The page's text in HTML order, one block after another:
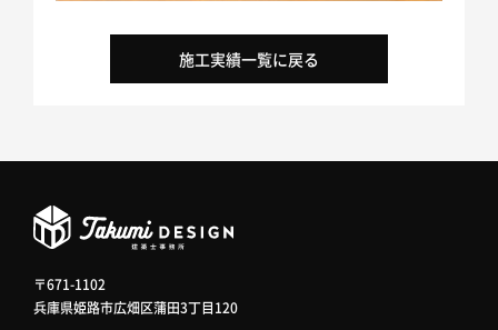
施工実績一覧に戻る
〒671-1102
兵庫県姫路市広畑区蒲田3丁目120